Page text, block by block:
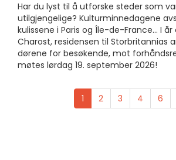
Har du lyst til å utforske steder som
utilgjengelige? Kulturminnedagene
kulissene i Paris og Île-de-France... I
Charost, residensen til Storbritannias
dørene for besøkende, mot
møtes lørdag 19. september 2026!
1 2 3 4 6